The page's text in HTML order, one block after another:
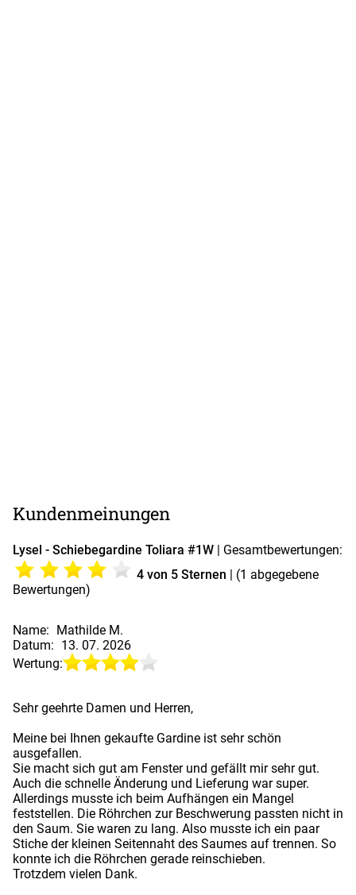
Kundenmeinungen
Lysel - Schiebegardine Toliara #1W | Gesamtbewertungen:
4von 5 Sternen | (1 abgegebene
Bewertungen)
Name: Mathilde M.
Datum: 13. 07. 2026
Wertung:
Sehr geehrte Damen und Herren,
Meine bei Ihnen gekaufte Gardine ist sehr schön
ausgefallen.
Sie macht sich gut am Fenster und gefällt mir sehr gut.
Auch die schnelle Änderung und Lieferung war super.
Allerdings musste ich beim Aufhängen ein Mangel
feststellen. Die Röhrchen zur Beschwerung passten nicht in
den Saum. Sie waren zu lang. Also musste ich ein paar
Stiche der kleinen Seitennaht des Saumes auf trennen. So
konnte ich die Röhrchen gerade reinschieben.
Trotzdem vielen Dank.